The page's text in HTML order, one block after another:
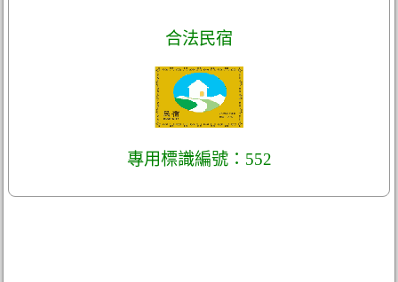
合法民宿
專用標識編號：552